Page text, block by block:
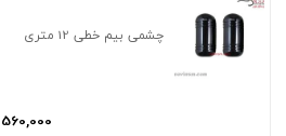
چشمی بیم خطی 12 متری
560,000